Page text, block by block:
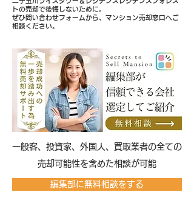
トの売却で後悔しないために。
ぜひ問い合わせフォームから、マンション売却窓口へご
相談ください。
​一般客、投資家、外国人、買取業者の全ての
売却可能性を含めた相談が可能
編集部に無料相談をする